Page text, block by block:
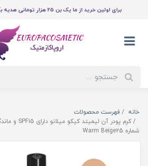
برای اولین خرید از ما یک بن 25 هزار تومانی هدیه بگیرید:WELCOME25
خانه
فهرست محصولات
شماره Warm Beige25